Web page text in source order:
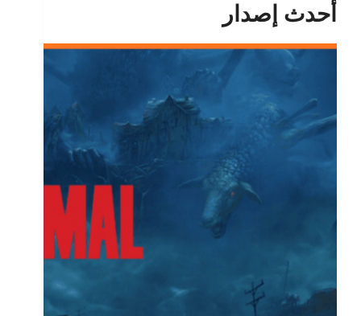
أحدث إصدار